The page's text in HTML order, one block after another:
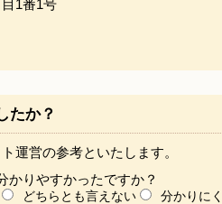
1番1号
たか？
運営の参考といたします。
かりやすかったですか？
どちらとも言えない 分かりに